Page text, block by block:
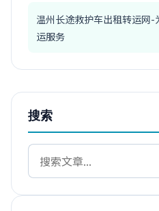
温州长途救护车出租转运网
运服务
搜索